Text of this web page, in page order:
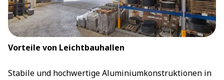
Vorteile von Leichtbauhallen
Stabile und hochwertige Aluminiumkonstruktionen in